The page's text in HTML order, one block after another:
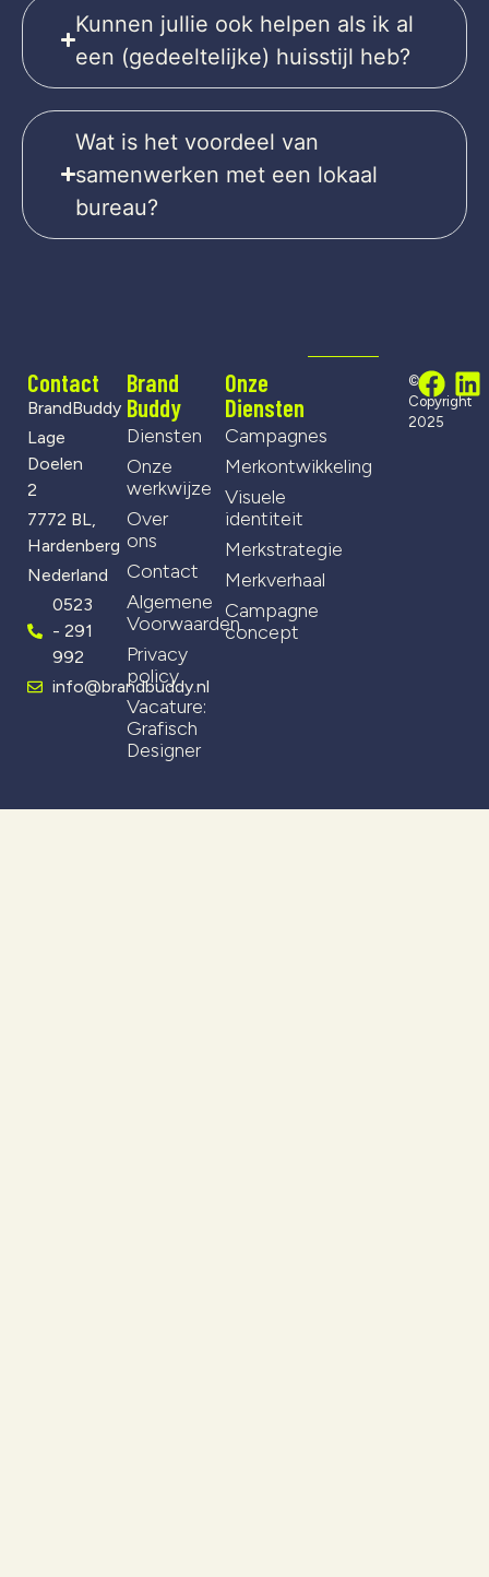
Kunnen jullie ook helpen als ik al
een (gedeeltelijke) huisstijl heb?
Wat is het voordeel van
samenwerken met een lokaal
bureau?
Contact
BrandBuddy
Lage
Doelen
2
7772 BL,
Hardenberg
Nederland
0523
- 291
992
info@brandbuddy.nl
Brand
Buddy
Diensten
Onze
werkwijze
Over
ons
Contact
Algemene
Voorwaarden
Privacy
policy
Vacature:
Grafisch
Designer
Onze
Diensten
Campagnes
Merkontwikkeling
Visuele
identiteit
Merkstrategie
Merkverhaal
Campagne
concept
©
Copyright
2025